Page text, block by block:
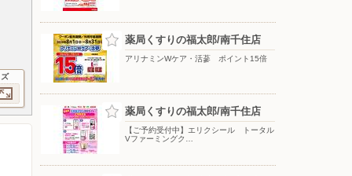
薬局くすりの福太郎/南千住店
アリナミンWケア・活蔘 ポイント15倍
薬局くすりの福太郎/南千住店
【ご予約受付中】エリクシール トータル
Vファーミングク…